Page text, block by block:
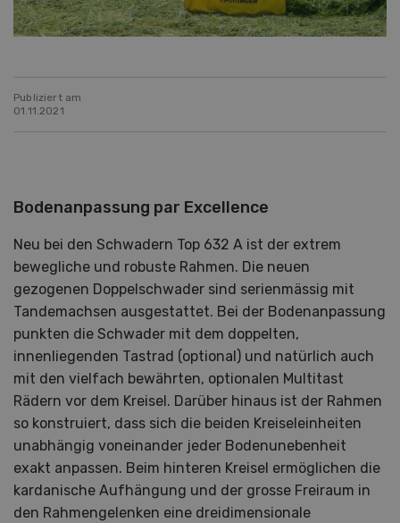
Publiziert am
01.11.2021
Bodenanpassung par Excellence
Neu bei den Schwadern Top 632 A ist der extrem
bewegliche und robuste Rahmen. Die neuen
gezogenen Doppelschwader sind serienmässig mit
Tandemachsen ausgestattet. Bei der Bodenanpassung
punkten die Schwader mit dem doppelten,
innenliegenden Tastrad (optional) und natürlich auch
mit den vielfach bewährten, optionalen Multitast
Rädern vor dem Kreisel. Darüber hinaus ist der Rahmen
so konstruiert, dass sich die beiden Kreiseleinheiten
unabhängig voneinander jeder Bodenunebenheit
exakt anpassen. Beim hinteren Kreisel ermöglichen die
kardanische Aufhängung und der grosse Freiraum in
den Rahmengelenken eine dreidimensionale